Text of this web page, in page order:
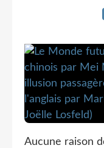
Aucune raison